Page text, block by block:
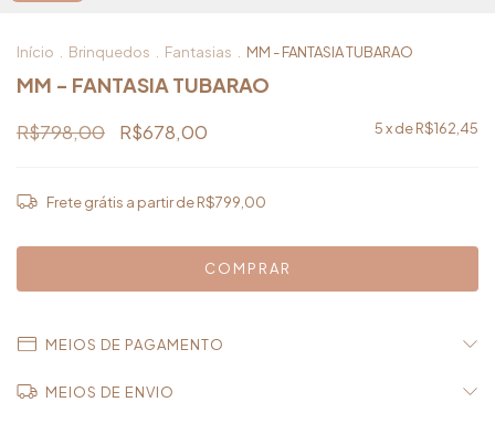
Início Brinquedos Fantasias MM - FANTASIA TUBARAO
MM - FANTASIA TUBARAO
R$798,00 R$678,00 5x deR$162,45
Frete grátis a partir deR$799,00
MEIOS DE PAGAMENTO
MEIOS DE ENVIO